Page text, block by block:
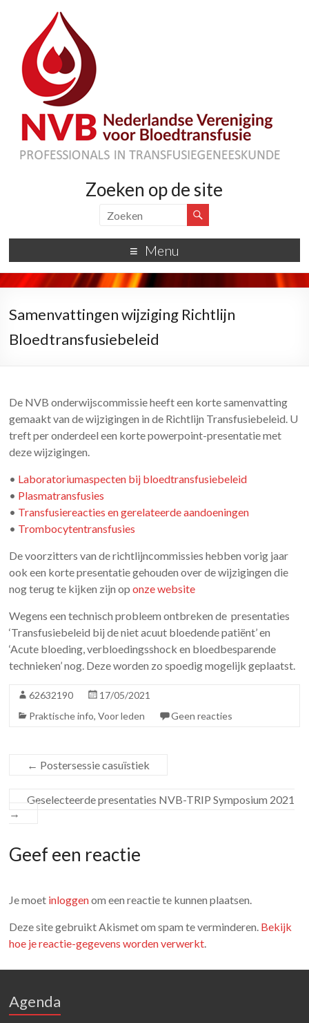
Zoeken op de site
Menu
Samenvattingen wijziging Richtlijn
Bloedtransfusiebeleid
De NVB onderwijscommissie heeft een korte samenvatting
gemaakt van de wijzigingen in de Richtlijn Transfusiebeleid. U
treft per onderdeel een korte powerpoint-presentatie met
deze wijzigingen.
• Laboratoriumaspecten bij bloedtransfusiebeleid
• Plasmatransfusies
• Transfusiereacties en gerelateerde aandoeningen
• Trombocytentransfusies
De voorzitters van de richtlijncommissies hebben vorig jaar
ook een korte presentatie gehouden over de wijzigingen die
nog terug te kijken zijn oponze website
Wegens een technisch probleem ontbreken de presentaties
‘Transfusiebeleid bij de niet acuut bloedende patiënt’ en
‘Acute bloeding, verbloedingsshock en bloedbesparende
technieken’ nog. Deze worden zo spoedig mogelijk geplaatst.
62632190
17/05/2021
Praktische info,Voor leden Geen reacties
← Postersessie casuïstiek
Geselecteerde presentaties NVB-TRIP Symposium 2021
→
Geef een reactie
Je moet inloggenom een reactie te kunnen plaatsen.
Deze site gebruikt Akismet om spam te verminderen. Bekijk
hoe je reactie-gegevens worden verwerkt.
Agenda